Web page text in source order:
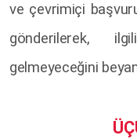
ve çevrimiçi
gönderilerek,
gelmeyeceğini